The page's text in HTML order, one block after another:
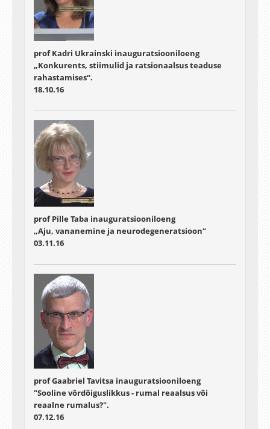
prof Kadri Ukrainski inauguratsiooniloeng
„Konkurents, stiimulid ja ratsionaalsus teaduse
rahastamises“.
18.10.16
prof Pille Taba inauguratsiooniloeng
„Aju, vananemine ja neurodegeneratsioon“
03.11.16
prof Gaabriel Tavitsa inauguratsiooniloeng
"Sooline võrdõiguslikkus - rumal reaalsus või
reaalne rumalus?".
07.12.16